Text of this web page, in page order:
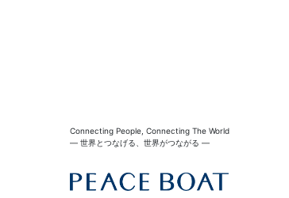
Connecting People, Connecting The World
― 世界とつなげる、世界がつながる ―